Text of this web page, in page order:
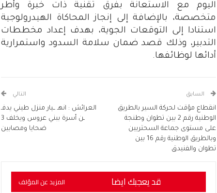
اليوم مع الاستعانة بفرق تقنية ذات خبرة وأطر
متخصصة، بالإضافة إلى إنجاز المحاكاة الهيدرولوجية
استنادا إلى التوقعات الجوية، بهدف إعداد مخططات
التدبير، وذلك قصد ضمان سلامة السدود واستمرارية
أدائها لوظائفها.
السابق
انقطاع مؤقت لحركة السير بالطريق
الوطنية رقم 2 بين تطوان وطنجة
على مستوى جماعة السحتريين
وبالطريق الوطنية رقم 16 بين
تطوان والفنيدق
التالي
العرائش : انهـ ــيار منزل طيني يدفـ
ـن أسرة ببني عروس ويخلف 3
ضحايا ومصابين
قد يعجبك ايضا المزيد عن المؤلف